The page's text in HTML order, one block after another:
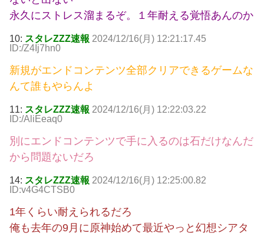
永久にストレス溜まるぞ。１年耐える覚悟あんのか
10: スタレZZZ速報 2024/12/16(月) 12:21:17.45
ID:/Z4Ij7hn0
新規がエンドコンテンツ全部クリアできるゲームな
んて誰もやらんよ
11: スタレZZZ速報 2024/12/16(月) 12:22:03.22
ID:/AliEeaq0
別にエンドコンテンツで手に入るのは石だけなんだ
から問題ないだろ
14: スタレZZZ速報 2024/12/16(月) 12:25:00.82
ID:v4G4CTSB0
1年くらい耐えられるだろ
俺も去年の9月に原神始めて最近やっと幻想シアタ